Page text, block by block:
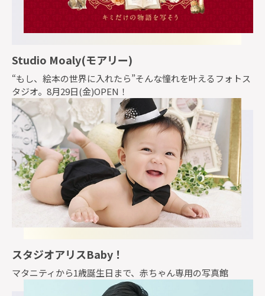
Studio Moaly(モアリー)
“もし、絵本の世界に入れたら”そんな憧れを叶えるフォトス
タジオ。8月29日(金)OPEN！
スタジオアリスBaby！
マタニティから1歳誕生日まで、赤ちゃん専用の写真館